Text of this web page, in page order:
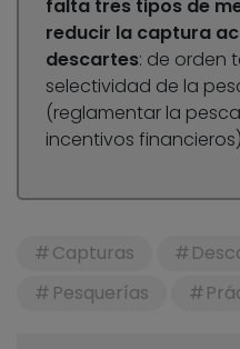
falta tres tipos de
reducir la captura
descartes: de orden
selectividad de la
(reglamentar la
incentivos
Capturas
Pesquerías